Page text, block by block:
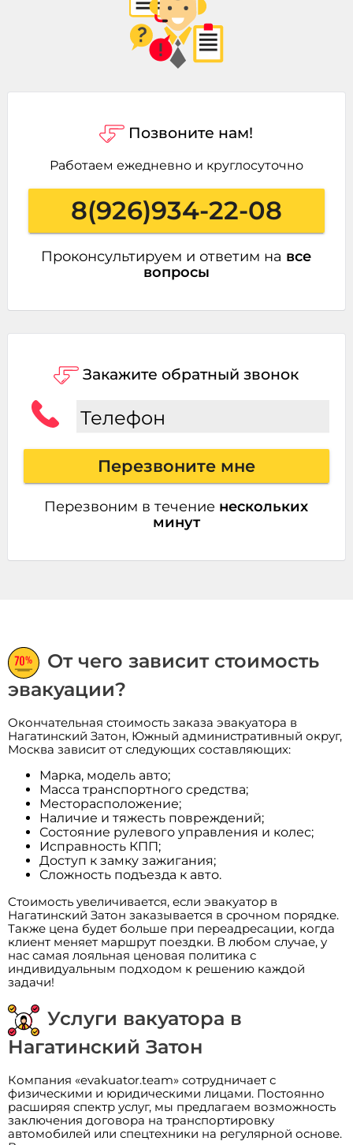
Позвоните нам!
Работаем ежедневно и круглосуточно
8(926)934-22-08
Проконсультируем и ответим на все
вопросы
Закажите обратный звонок
Телефон
Перезвоните мне
Перезвоним в течение нескольких
минут
От чего зависит стоимость
эвакуации?
Окончательная стоимость заказа эвакуатора в
Нагатинский Затон, Южный административный округ,
Москва зависит от следующих составляющих:
Марка, модель авто;
Масса транспортного средства;
Месторасположение;
Наличие и тяжесть повреждений;
Состояние рулевого управления и колес;
Исправность КПП;
Доступ к замку зажигания;
Сложность подъезда к авто.
Стоимость увеличивается, если эвакуатор в
Нагатинский Затон заказывается в срочном порядке.
Также цена будет больше при переадресации, когда
клиент меняет маршрут поездки. В любом случае, у
нас самая лояльная ценовая политика с
индивидуальным подходом к решению каждой
задачи!
Услуги вакуатора в
Нагатинский Затон
Компания «evakuator.team» сотрудничает с
физическими и юридическими лицами. Постоянно
расширяя спектр услуг, мы предлагаем возможность
заключения договора на транспортировку
автомобилей или спецтехники на регулярной основе.